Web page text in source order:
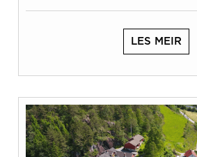
LES MEIR